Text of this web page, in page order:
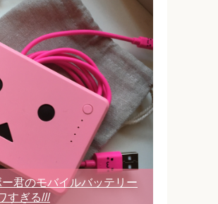
君のモバイルバッテリー
すぎる///